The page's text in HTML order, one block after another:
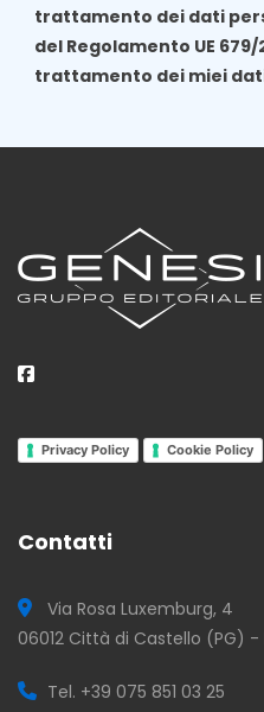
trattamento dei dati
del Regolamento UE
trattamento dei miei
Privacy Policy Cookie Policy
Contatti
Via Rosa Luxemburg, 4
06012 Città di Castello (PG) -
Tel. +39 075 851 03 25